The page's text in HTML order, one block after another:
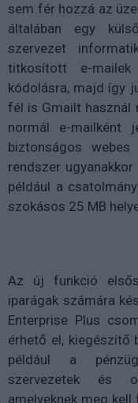
sem fér hozzá az
általában egy
szervezet
titkosított e-
kódolásra, majd így
fél is Gmailt használ
normál e-mailként
biztonságos
rendszer
például a
szokásos 25 MB
Az új funkció
iparágak számára
Enterprise Plus
érhető el, kiegészítő
például a
szervezetek és
amelyeknek meg